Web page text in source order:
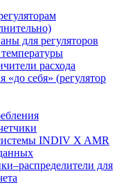
для регуляторов
расхода
«до себя» (регулятор
INDIV X AMR
для